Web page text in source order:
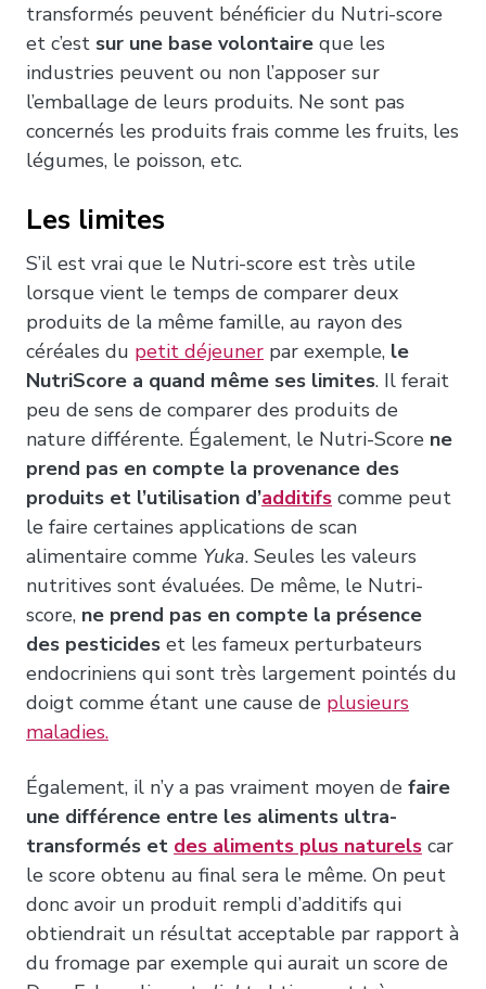
transformés peuvent bénéficier du Nutri-score
et c’est sur une base volontaire que les
industries peuvent ou non l’apposer sur
l’emballage de leurs produits. Ne sont pas
concernés les produits frais comme les fruits, les
légumes, le poisson, etc.
Les limites
S’il est vrai que le Nutri-score est très utile
lorsque vient le temps de comparer deux
produits de la même famille, au rayon des
céréales du petit déjeuner par exemple, le
NutriScore a quand même ses limites. Il ferait
peu de sens de comparer des produits de
nature différente. Également, le Nutri-Score ne
prend pas en compte la provenance des
produits et l’utilisation d’additifs comme peut
le faire certaines applications de scan
alimentaire comme Yuka. Seules les valeurs
nutritives sont évaluées. De même, le Nutri-
score, ne prend pas en compte la présence
des pesticides et les fameux perturbateurs
endocriniens qui sont très largement pointés du
doigt comme étant une cause de plusieurs
maladies.
Également, il n’y a pas vraiment moyen de faire
une différence entre les aliments ultra-
transformés et des aliments plus naturels car
le score obtenu au final sera le même. On peut
donc avoir un produit rempli d’additifs qui
obtiendrait un résultat acceptable par rapport à
du fromage par exemple qui aurait un score de